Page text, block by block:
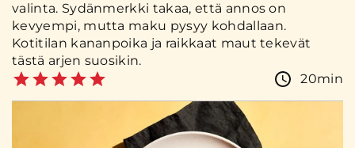
valinta. Sydänmerkki takaa, että annos on
kevyempi, mutta maku pysyy kohdallaan.
Kotitilan kananpoika ja raikkaat maut tekevät
tästä arjen suosikin.
20min